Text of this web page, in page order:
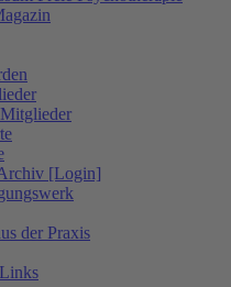
[Login]
der Praxis